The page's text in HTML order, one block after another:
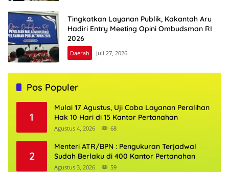
Tingkatkan Layanan Publik, Kakantah Aru
Hadiri Entry Meeting Opini Ombudsman RI
2026
Daerah Juli 27, 2026
Pos Populer
1
Mulai 17 Agustus, Uji Coba Layanan Peralihan
Hak 10 Hari di 15 Kantor Pertanahan
Agustus 4, 2026 68
2
Menteri ATR/BPN : Pengukuran Terjadwal
Sudah Berlaku di 400 Kantor Pertanahan
Agustus 3, 2026 59